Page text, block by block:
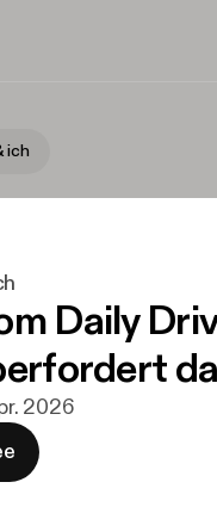
ich
Daily
2026